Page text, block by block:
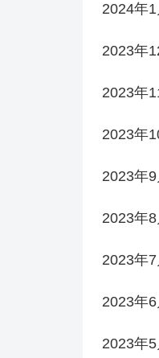
2024年1
2023年
2023年
2023年
2023年9
2023年8
2023年7
2023年6
2023年5